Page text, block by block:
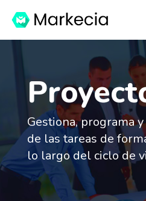
Gestiona, programa
de las tareas de
lo largo del ciclo de